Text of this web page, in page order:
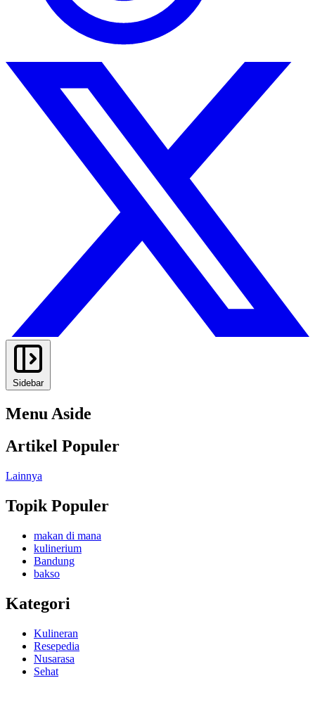
Sidebar
Menu Aside
Artikel Populer
Lainnya
Topik Populer
makan di mana
kulinerium
Bandung
bakso
Kategori
Kulineran
Resepedia
Nusarasa
Sehat